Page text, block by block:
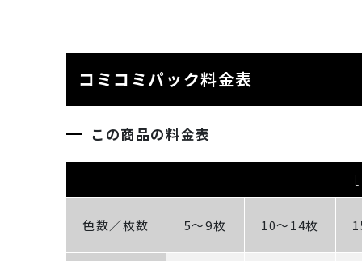
コミコミパック料金表
この商品の料金表
色数／枚数 5～9枚 10～14枚